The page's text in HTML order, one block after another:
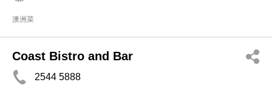
澳洲菜
Coast Bistro and Bar
2544 5888